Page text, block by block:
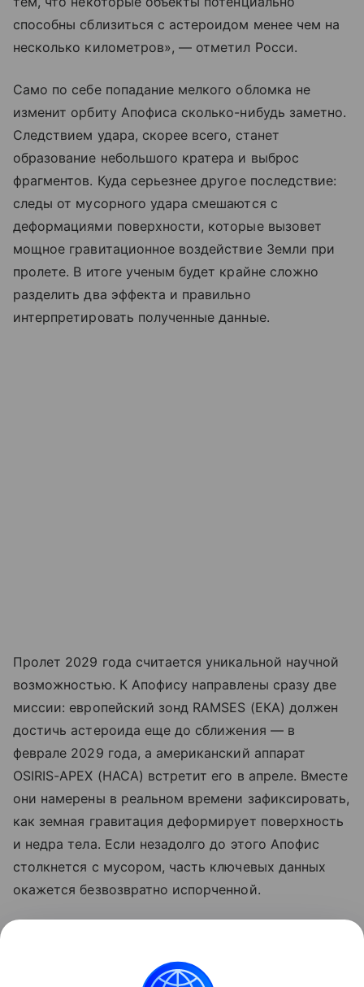
способны сблизиться с астероидом менее чем на
несколько километров», — отметил Росси.
Само по себе попадание мелкого обломка не
изменит орбиту Апофиса сколько-нибудь заметно.
Следствием удара, скорее всего, станет
образование небольшого кратера и выброс
фрагментов. Куда серьезнее другое последствие:
следы от мусорного удара смешаются с
деформациями поверхности, которые вызовет
мощное гравитационное воздействие Земли при
пролете. В итоге ученым будет крайне сложно
разделить два эффекта и правильно
интерпретировать полученные данные.
Пролет 2029 года считается уникальной научной
возможностью. К Апофису направлены сразу две
миссии: европейский зонд RAMSES (ЕКА) должен
достичь астероида еще до сближения — в
феврале 2029 года, а американский аппарат
OSIRIS-APEX (НАСА) встретит его в апреле. Вместе
они намерены в реальном времени зафиксировать,
как земная гравитация деформирует поверхность
и недра тела. Если незадолго до этого Апофис
столкнется с мусором, часть ключевых данных
окажется безвозвратно испорченной.